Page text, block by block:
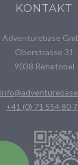
KONTAKT
Adventurebase
Oberstrasse 31
9038 Rehetobel
+41 (0) 71 554 80